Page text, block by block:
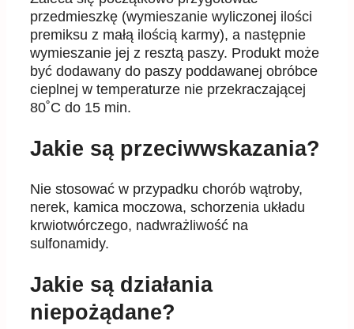
przedmieszkę (wymieszanie wyliczonej ilości
premiksu z małą ilością karmy), a następnie
wymieszanie jej z resztą paszy. Produkt może
być dodawany do paszy poddawanej obróbce
cieplnej w temperaturze nie przekraczającej
80˚C do 15 min.
Jakie są przeciwwskazania?
Nie stosować w przypadku chorób wątroby,
nerek, kamica moczowa, schorzenia układu
krwiotwórczego, nadwrażliwość na
sulfonamidy.
Jakie są działania
niepożądane?